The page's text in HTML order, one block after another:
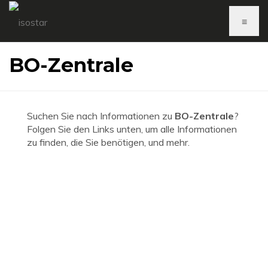
≡
BO-Zentrale
Suchen Sie nach Informationen zu BO-Zentrale?
Folgen Sie den Links unten, um alle Informationen
zu finden, die Sie benötigen, und mehr.